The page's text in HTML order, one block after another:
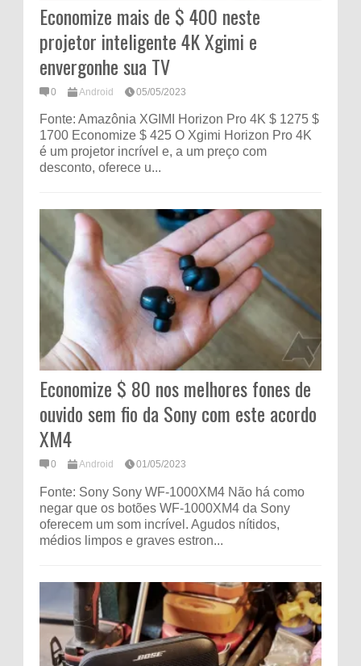
Economize mais de $ 400 neste
projetor inteligente 4K Xgimi e
envergonhe sua TV
0 Android 05/05/2023
Fonte: Amazônia XGIMI Horizon Pro 4K $ 1275 $
1700 Economize $ 425 O Xgimi Horizon Pro 4K
é um projetor incrível e, a um preço com
desconto, oferece u...
Economize $ 80 nos melhores fones de
ouvido sem fio da Sony com este acordo
XM4
0 Android 01/05/2023
Fonte: Sony Sony WF-1000XM4 Não há como
negar que os botões WF-1000XM4 da Sony
oferecem um som incrível. Agudos nítidos,
médios limpos e graves estron...